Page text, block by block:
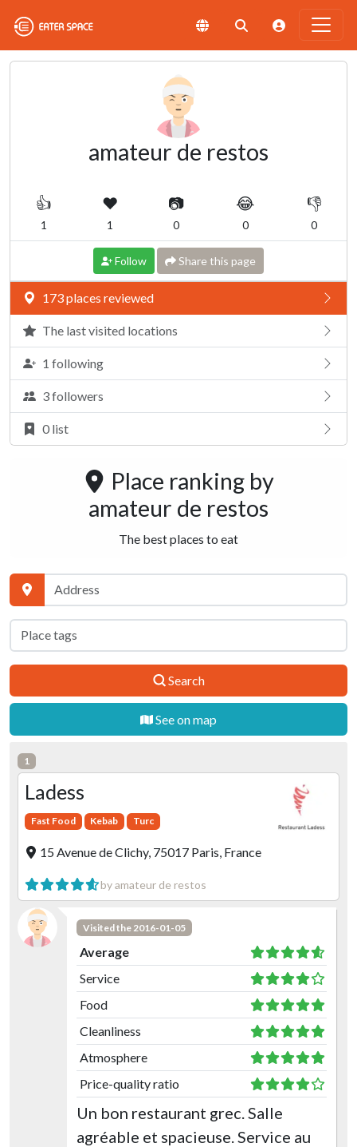
amateur de restos
👍
1
❤️
1
📷
0
😂
0
👎
0
Follow Share this page
173 places reviewed
The last visited locations
1 following
3 followers
0 list
Place ranking by
amateur de restos
The best places to eat
Search
See on map
1
Ladess
Fast Food Kebab Turc
15 Avenue de Clichy, 75017 Paris, France
by amateur de restos
Visited the 2016-01-05
Average
Service
Food
Cleanliness
Atmosphere
Price-quality ratio
Un bon restaurant grec. Salle
agréable et spacieuse. Service au